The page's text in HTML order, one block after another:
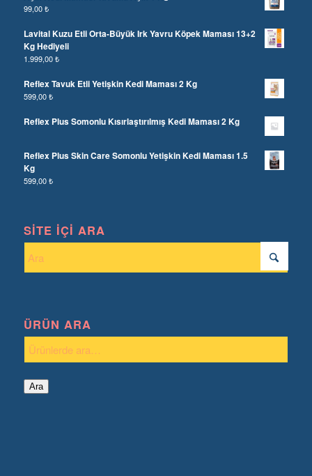
99,00₺
Lavital Kuzu Etli Orta-Büyük Irk Yavru Köpek Maması 13+2
Kg Hediyeli
1.999,00₺
Reflex Tavuk Etli Yetişkin Kedi Maması 2 Kg
599,00₺
Reflex Plus Somonlu Kısırlaştırılmış Kedi Maması 2 Kg
Reflex Plus Skin Care Somonlu Yetişkin Kedi Maması 1.5
Kg
599,00₺
SITE İÇI ARA
ÜRÜN ARA
Ara